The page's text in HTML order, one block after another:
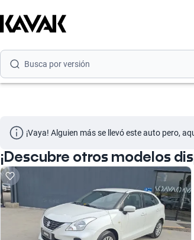
Busca por versión
Busca por versión
¡Vaya! Alguien más se llevó este auto pero,
¡Descubre otros modelos